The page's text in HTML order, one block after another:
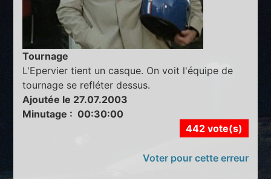
Tournage
L'Epervier tient un casque. On voit l'équipe de
tournage se refléter dessus.
Ajoutée le 27.07.2003
Minutage : 00:30:00
442 vote(s)
Voter pour cette erreur